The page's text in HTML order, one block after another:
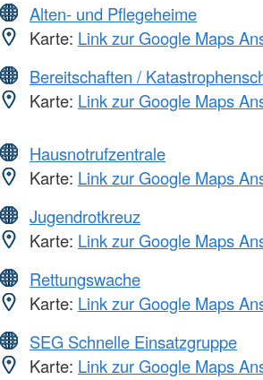
Alten- und Pflegeheime
Karte: Link zur Google Maps
Bereitschaften /
Karte: Link zur Google Maps
Hausnotrufzentrale
Karte: Link zur Google Maps
Jugendrotkreuz
Karte: Link zur Google Maps
Rettungswache
Karte: Link zur Google Maps
SEG Schnelle Einsatzgruppe
Karte: Link zur Google Maps